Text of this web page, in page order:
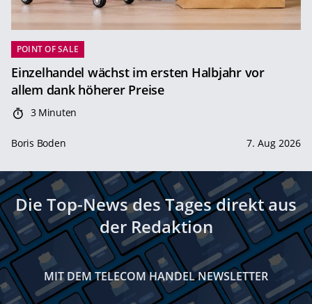
POINT OF SALE
Einzelhandel wächst im ersten Halbjahr vor
allem dank höherer Preise
3 Minuten
Boris Boden 7. Aug 2026
Die Top-News des Tages direkt aus
der Redaktion
MIT DEM TELECOM HANDEL NEWSLETTER